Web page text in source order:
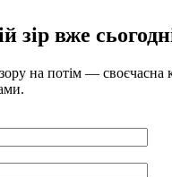
зір вже
на потім — своєчасна